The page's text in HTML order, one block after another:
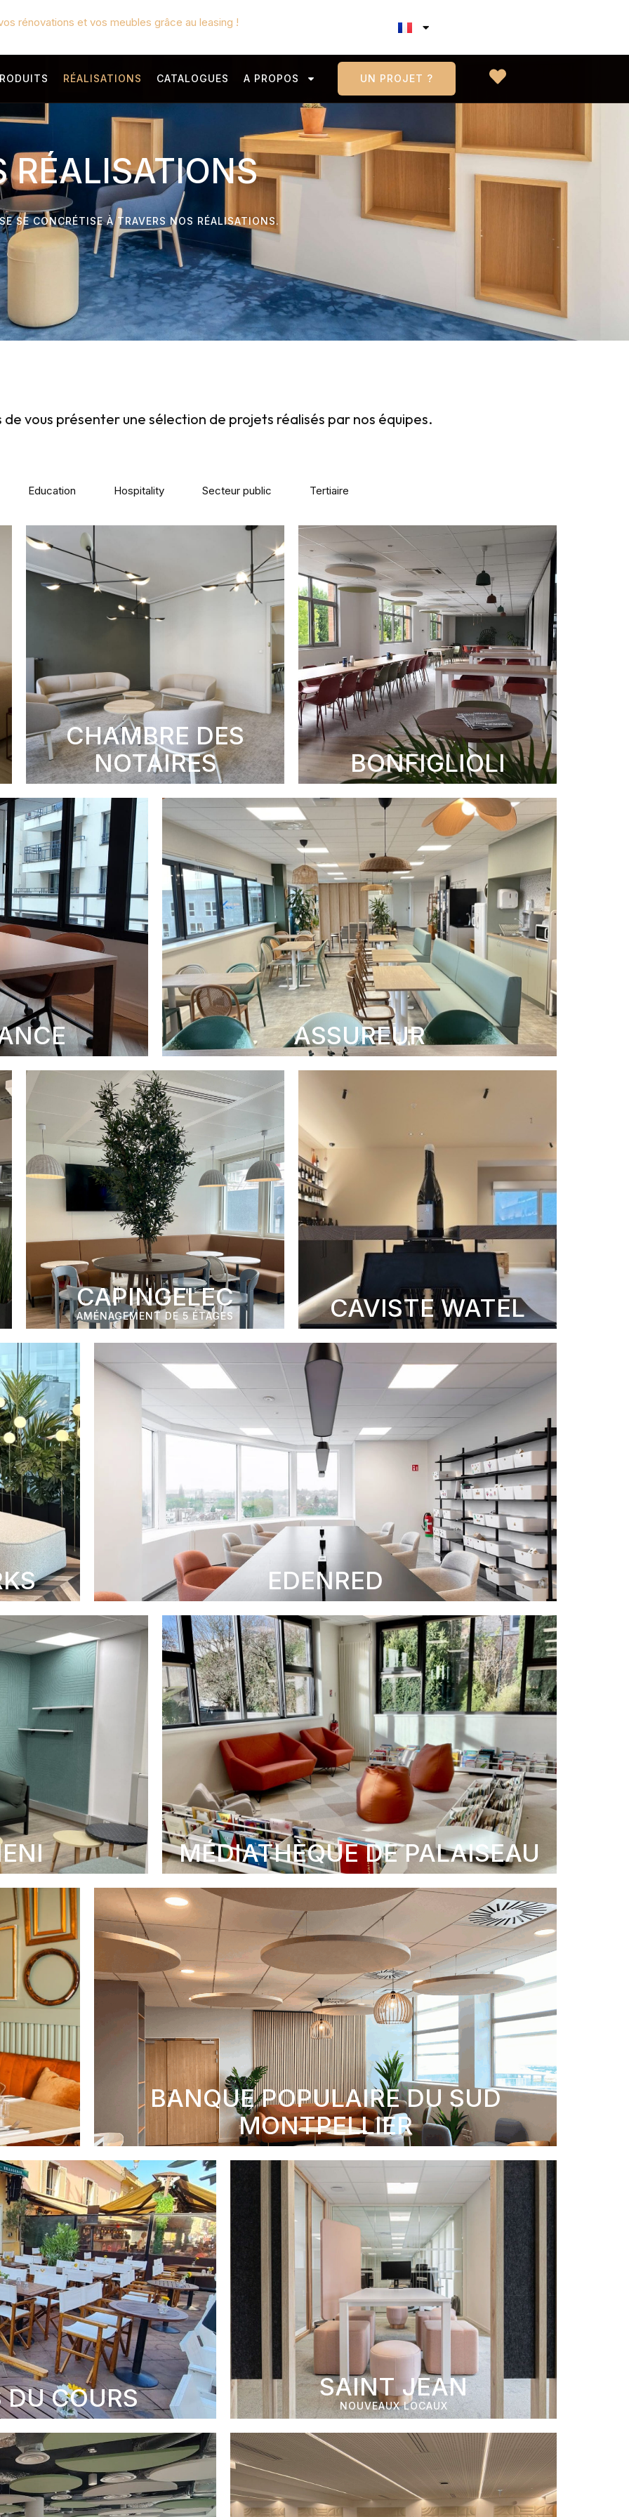
rénovations et vos meubles grâce au leasing !
RÉALISATIONS CATALOGUES A PROPOS UN PROJET ?
RÉALISATIONS
SE CONCRÉTISE À TRAVERS NOS RÉALISATIONS.
de vous présenter une sélection de projets réalisés par nos équipes.
Education Hospitality Secteur public Tertiaire
CHAMBRE DES
NOTAIRES
BONFIGLIOLI
ASSUREUR
CAPINGELEC
AMÉNAGEMENT DE 5 ÉTAGES CAVISTE WATEL
EDENRED
MÉDIATHÈQUE DE PALAISEAU
BANQUE POPULAIRE DU SUD
MONTPELLIER
COURS SAINT JEAN
NOUVEAUX LOCAUX